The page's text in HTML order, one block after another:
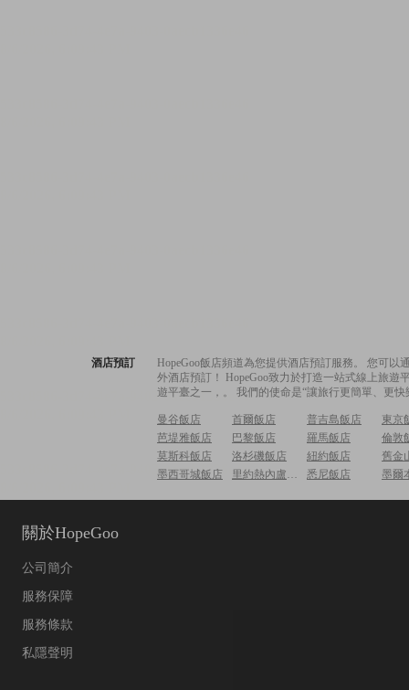
酒店預訂
HopeGoo飯店頻道為您提供酒店預訂服務。 您可
外酒店預訂！ HopeGoo致力於打造一站式線上旅
遊平臺之一，。 我們的使命是“讓旅行更簡單、更
曼谷飯店 首爾飯店 普吉島飯店
東京
芭堤雅飯店
巴黎飯店 羅馬飯店
倫敦
莫斯科飯店
洛杉磯飯店 紐約飯店
舊金
墨西哥城飯店
里約熱內盧飯店 悉尼飯店 墨爾
關於HopeGoo
公司簡介
服務保障
服務條款
私隱聲明